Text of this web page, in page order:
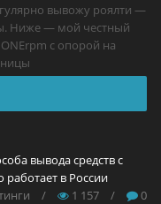
вывожу роялти —
Ниже — мой честный
с опорой на
вывода средств с
в России
/ 1 157 / 0